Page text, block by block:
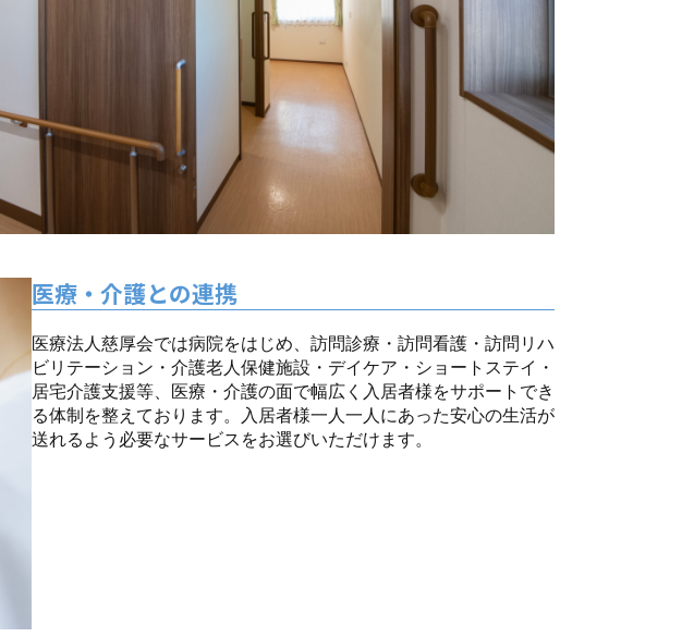
医療・介護との連携
医療法人慈厚会では病院をはじめ、訪問診療・訪問看護・訪問リハ
ビリテーション・介護老人保健施設・デイケア・ショートステイ・
居宅介護支援等、医療・介護の面で幅広く入居者様をサポートでき
る体制を整えております。入居者様一人一人にあった安心の生活が
送れるよう必要なサービスをお選びいただけます。